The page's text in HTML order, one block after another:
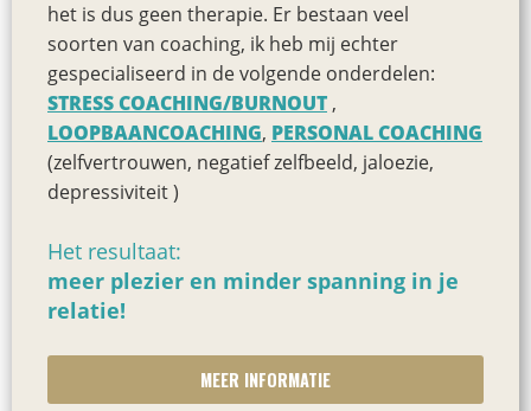
het is dus geen therapie. Er bestaan veel
soorten van coaching, ik heb mij echter
gespecialiseerd in de volgende onderdelen:
STRESS COACHING/BURNOUT,
LOOPBAANCOACHING, PERSONAL COACHING
(zelfvertrouwen, negatief zelfbeeld, jaloezie,
depressiviteit )
Het resultaat:
meer plezier en minder spanning in je
relatie!
MEER INFORMATIE